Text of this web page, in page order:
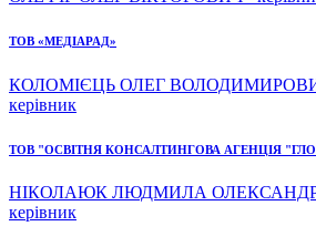
ТОВ «МЕДІАРАД»
КОЛОМІЄЦЬ ОЛЕГ ВОЛОДИМИРОВИЧ
керівник
ТОВ "ОСВІТНЯ КОНСАЛТИНГОВА АГЕНЦІЯ
НІКОЛАЮК ЛЮДМИЛА
керівник